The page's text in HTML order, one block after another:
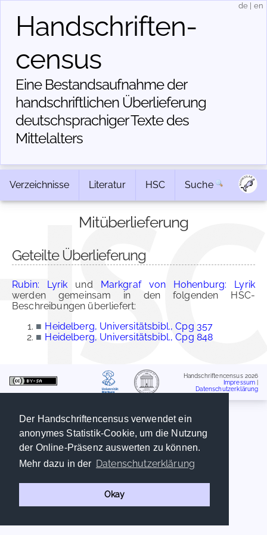
Der Handschriftencensus verwendet ein
anonymes Statistik-Cookie, um die Nutzung
der Online-Präsenz auswerten zu können.
Mehr dazu in der Datenschutzerklärung
Okay
Handschriften­
census
Eine Bestandsaufnahme der
handschriftlichen Über­lieferung
deutschsprachiger Texte des
Mittelalters
de en
Verzeichnisse Literatur HSC Suche
Mitüberlieferung
Geteilte Überlieferung
Rubin: Lyrik und Markgraf von Hohenburg: Lyrik
werden gemeinsam in den folgenden HSC-
Beschreibungen überliefert:
■ Heidelberg, Universitätsbibl., Cpg 357
■ Heidelberg, Universitätsbibl., Cpg 848
Handschriftencensus 2026
Impressum
Datenschutzerklärung